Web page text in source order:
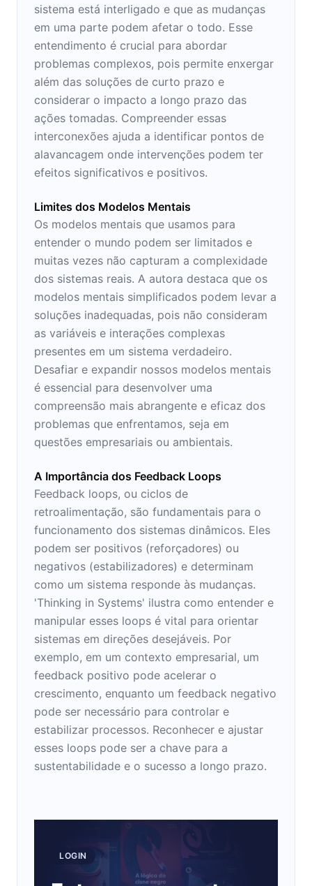
sistema está interligado e que as mudanças
em uma parte podem afetar o todo. Esse
entendimento é crucial para abordar
problemas complexos, pois permite enxergar
além das soluções de curto prazo e
considerar o impacto a longo prazo das
ações tomadas. Compreender essas
interconexões ajuda a identificar pontos de
alavancagem onde intervenções podem ter
efeitos significativos e positivos.
Limites dos Modelos Mentais
Os modelos mentais que usamos para
entender o mundo podem ser limitados e
muitas vezes não capturam a complexidade
dos sistemas reais. A autora destaca que os
modelos mentais simplificados podem levar a
soluções inadequadas, pois não consideram
as variáveis e interações complexas
presentes em um sistema verdadeiro.
Desafiar e expandir nossos modelos mentais
é essencial para desenvolver uma
compreensão mais abrangente e eficaz dos
problemas que enfrentamos, seja em
questões empresariais ou ambientais.
A Importância dos Feedback Loops
Feedback loops, ou ciclos de
retroalimentação, são fundamentais para o
funcionamento dos sistemas dinâmicos. Eles
podem ser positivos (reforçadores) ou
negativos (estabilizadores) e determinam
como um sistema responde às mudanças.
'Thinking in Systems' ilustra como entender e
manipular esses loops é vital para orientar
sistemas em direções desejáveis. Por
exemplo, em um contexto empresarial, um
feedback positivo pode acelerar o
crescimento, enquanto um feedback negativo
pode ser necessário para controlar e
estabilizar processos. Reconhecer e ajustar
esses loops pode ser a chave para a
sustentabilidade e o sucesso a longo prazo.
LOGIN